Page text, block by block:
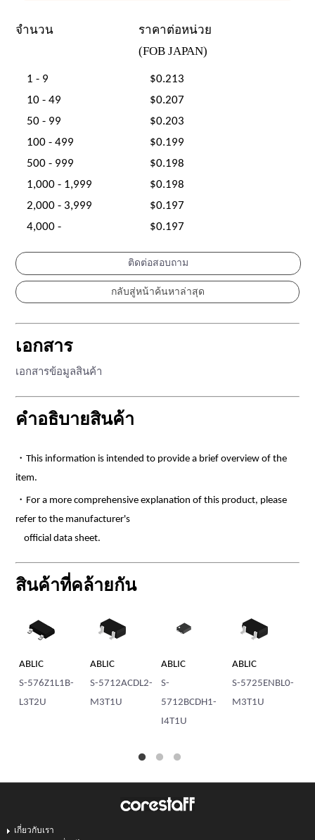
จำนวน
ราคาต่อหน่วย
(FOB JAPAN)
1 - 9
$0.213
10 - 49
$0.207
50 - 99
$0.203
100 - 499
$0.199
500 - 999
$0.198
1,000 - 1,999
$0.198
2,000 - 3,999
$0.197
4,000 -
$0.197
ติดต่อสอบถาม
เอกสาร
เอกสารข้อมูลสินค้า
คำอธิบายสินค้า
・This information is intended to provide a brief overview of the
item.
・For a more comprehensive explanation of this product, please
refer to the manufacturer's
official data sheet.
สินค้าที่คล้ายกัน
ABLIC
S-576Z1L1B-
L3T2U
ABLIC
S-5712ACDL2-
M3T1U
ABLIC
S-
5712BCDH1-
I4T1U
ABLIC
S-5725ENBL0-
M3T1U
เกี่ยวกับเรา